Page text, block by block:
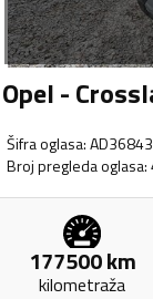
Opel -
Šifra oglasa:
Broj pregleda oglasa:
177500km
kilometraža